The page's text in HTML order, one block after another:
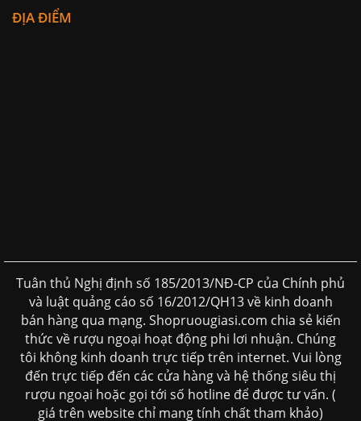
ĐỊA ĐIỂM
Tuân thủ Nghị định số 185/2013/NĐ-CP của Chính phủ
và luật quảng cáo số 16/2012/QH13 về kinh doanh
bán hàng qua mạng. Shopruougiasi.com chia sẻ kiến
thức về rượu ngoại hoạt động phi lơi nhuận. Chúng
tôi không kinh doanh trực tiếp trên internet. Vui lòng
đến trực tiếp đến các cửa hàng và hệ thống siêu thị
rượu ngoại hoặc gọi tới số hotline để được tư vấn. (
giá trên website chỉ mang tính chất tham khảo)